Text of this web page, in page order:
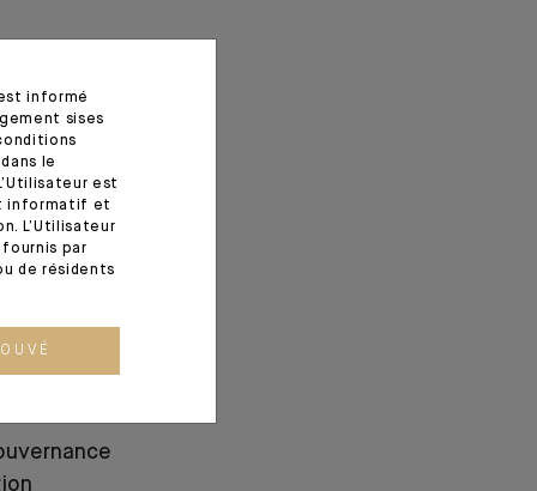
informé
sises
le
est
informatif et
L’Utilisateur
par
de résidents